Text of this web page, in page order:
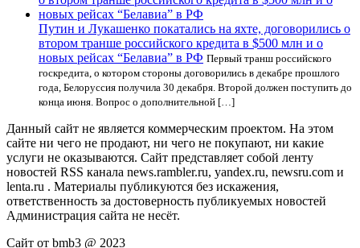
Путин и Лукашенко покатались на яхте, договорились о
втором транше российского кредита в $500 млн и о
новых рейсах “Белавиа” в РФ Первый транш российского
госкредита, о котором стороны договорились в декабре прошлого
года, Белоруссия получила 30 декабря. Второй должен поступить до
конца июня. Вопрос о дополнительной […]
Данный сайт не является коммерческим проектом. На этом
сайте ни чего не продают, ни чего не покупают, ни какие
услуги не оказываются. Сайт представляет собой ленту
новостей RSS канала news.rambler.ru, yandex.ru, newsru.com и
lenta.ru . Материалы публикуются без искажения,
ответственность за достоверность публикуемых новостей
Администрация сайта не несёт.
Сайт от bmb3 @ 2023